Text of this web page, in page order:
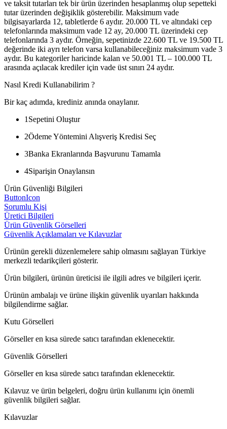
ve taksit tutarları tek bir ürün üzerinden hesaplanmış olup sepetteki
tutar üzerinden değişiklik gösterebilir. Maksimum vade
bilgisayarlarda 12, tabletlerde 6 aydır. 20.000 TL ve altındaki cep
telefonlarında maksimum vade 12 ay, 20.000 TL üzerindeki cep
telefonlarında 3 aydır. Örneğin, sepetinizde 22.600 TL ve 19.500 TL
değerinde iki ayrı telefon varsa kullanabileceğiniz maksimum vade 3
aydır. Bu kategoriler haricinde kalan ve 50.001 TL – 100.000 TL
arasında açılacak krediler için vade üst sınırı 24 aydır.
Nasıl Kredi Kullanabilirim ?
Bir kaç adımda, krediniz anında onaylanır.
1 Sepetini Oluştur
2Ödeme Yöntemini Alışveriş Kredisi Seç
3Banka Ekranlarında Başvurunu Tamamla
4Siparişin Onaylansın
Ürün Güvenliği Bilgileri
ButtonIcon
Sorumlu Kişi
Üretici Bilgileri
Ürün Güvenlik Görselleri
Güvenlik Açıklamaları ve Kılavuzlar
Ürünün gerekli düzenlemelere sahip olmasını sağlayan Türkiye
merkezli tedarikçileri gösterir.
Ürün bilgileri, ürünün üreticisi ile ilgili adres ve bilgileri içerir.
Ürünün ambalajı ve ürüne ilişkin güvenlik uyarıları hakkında
bilgilendirme sağlar.
Kutu Görselleri
Görseller en kısa sürede satıcı tarafından eklenecektir.
Güvenlik Görselleri
Görseller en kısa sürede satıcı tarafından eklenecektir.
Kılavuz ve ürün belgeleri, doğru ürün kullanımı için önemli
güvenlik bilgileri sağlar.
Kılavuzlar